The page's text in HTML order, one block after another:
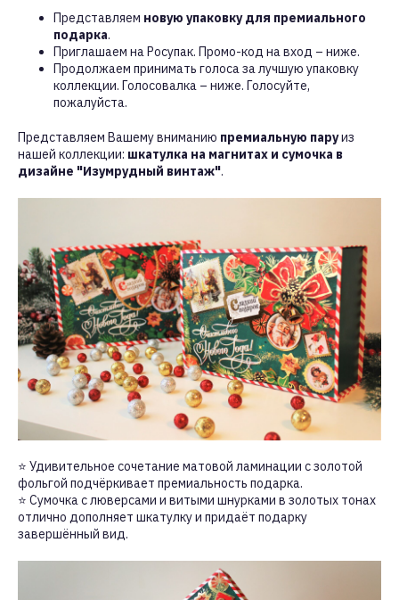
Представляем новую упаковку для премиального
подарка.
Приглашаем на Росупак. Промо-код на вход – ниже.
Продолжаем принимать голоса за лучшую упаковку
коллекции. Голосовалка – ниже. Голосуйте,
пожалуйста.
Представляем Вашему вниманию премиальную паруиз
нашей коллекции: шкатулка на магнитах и сумочка в
дизайне "Изумрудный винтаж".
⭐ Удивительное сочетание матовой ламинации с золотой
фольгой подчёркивает премиальность подарка.
⭐ Сумочка с люверсами и витыми шнурками в золотых тонах
отлично дополняет шкатулку и придаёт подарку
завершённый вид.